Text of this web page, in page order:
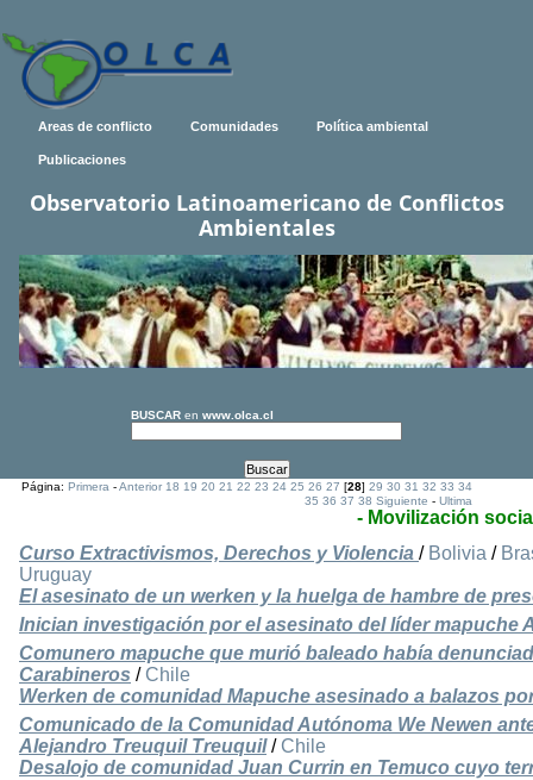
Areas de conflicto Comunidades Política ambiental
Publicaciones
Observatorio Latinoamericano de Conflictos
Ambientales
BUSCAR en www.olca.cl
Página:Primera -Anterior 18 19 20 21 22 23 24 25 26 27 [28]29 30 31 32 33 34
35 36 37 38 Siguiente -Ultima
- Movilización
Curso Extractivismos, Derechos y Violencia / Bolivia /
Uruguay
El asesinato de un werken y la huelga de hambre de
Inician investigación por el asesinato del líder mapuche
Comunero mapuche que murió baleado había
Carabineros / Chile
Werken de comunidad Mapuche asesinado a balazos
Comunicado de la Comunidad Autónoma We Newen
Alejandro Treuquil Treuquil/ Chile
Desalojo de comunidad Juan Currin en Temuco cuyo